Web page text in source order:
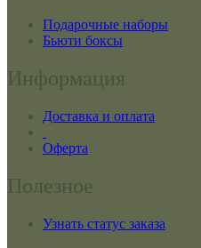
Подарочные наборы
Бьюти боксы
Информация
Доставка и оплата
Оферта
Полезное
Узнать статус заказа